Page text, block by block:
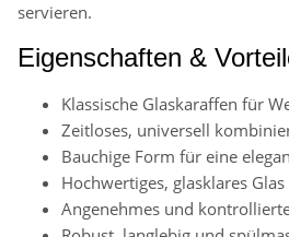
servieren.
Eigenschaften &
Klassische Glaskaraffen für
Zeitloses, universell
Bauchige Form für eine
Hochwertiges, glasklares Glas
Angenehmes und